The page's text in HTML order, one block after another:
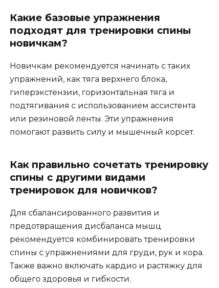
Какие базовые упражнения
подходят для тренировки спины
новичкам?
Новичкам рекомендуется начинать с таких
упражнений, как тяга верхнего блока,
гиперэкстензии, горизонтальная тяга и
подтягивания с использованием ассистента
или резиновой ленты. Эти упражнения
помогают развить силу и мышечный корсет.
Как правильно сочетать тренировку
спины с другими видами
тренировок для новичков?
Для сбалансированного развития и
предотвращения дисбаланса мышц
рекомендуется комбинировать тренировки
спины с упражнениями для груди, рук и кора.
Также важно включать кардио и растяжку для
общего здоровья и гибкости.